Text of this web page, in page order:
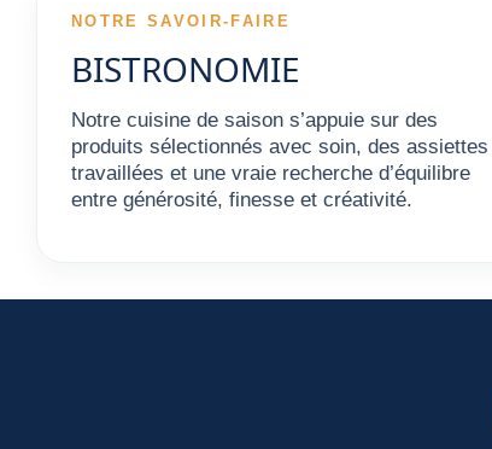
NOTRE SAVOIR-FAIRE
BISTRONOMIE
Notre cuisine de saison s’appuie sur des
produits sélectionnés avec soin, des assiettes
travaillées et une vraie recherche d’équilibre
entre générosité, finesse et créativité.